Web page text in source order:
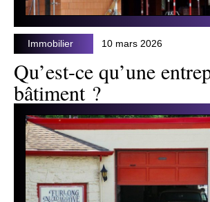
Immobilier 10 mars 2026
Qu’est-ce qu’une
bâtiment ?